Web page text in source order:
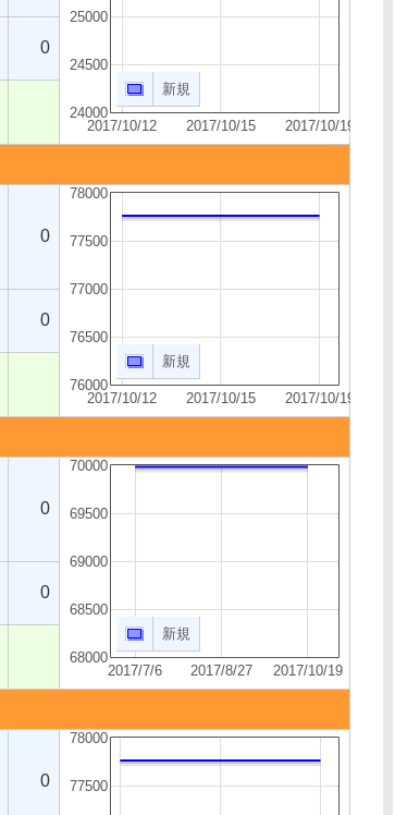
2017/10/12 2017/10/15 2017/10/19
24000
24500
25000
新規
0
0
2017/10/12 2017/10/15 2017/10/19
76000
76500
77000
77500
78000
新規
0
0
2017/7/6 2017/8/27 2017/10/19
68000
68500
69000
69500
70000
新規
0
0 77500
78000